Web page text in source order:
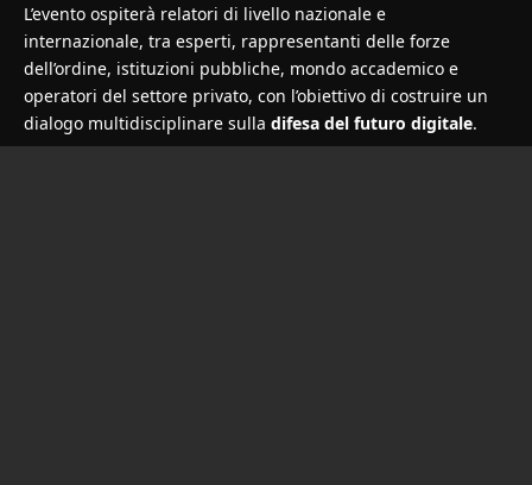
L’evento ospiterà relatori di livello nazionale e
internazionale, tra esperti, rappresentanti delle forze
dell’ordine, istituzioni pubbliche, mondo accademico e
operatori del settore privato, con l’obiettivo di costruire un
dialogo multidisciplinare sulla difesa del futuro digitale.